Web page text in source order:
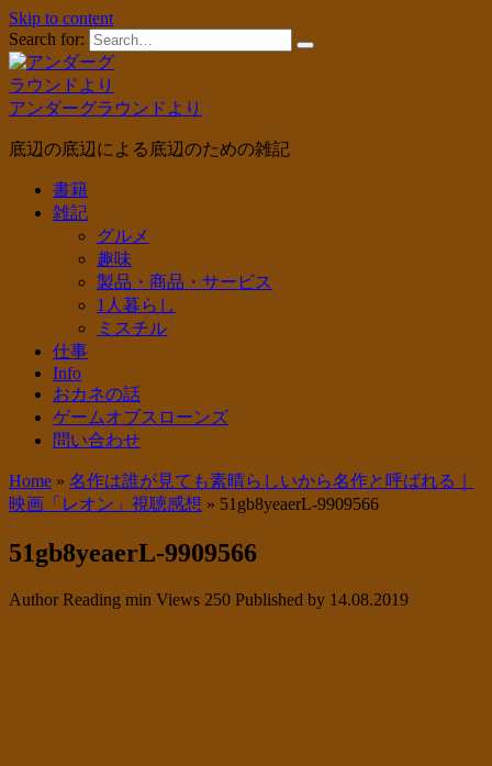
Skip to content
Search for:
アンダーグラウンドより
底辺の底辺による底辺のための雑記
書籍
雑記
グルメ
趣味
製品・商品・サービス
1人暮らし
ミスチル
仕事
Info
おカネの話
ゲームオブスローンズ
問い合わせ
Home » 名作は誰が見ても素晴らしいから名作と呼ばれる｜
映画「レオン」視聴感想 » 51gb8yeaerL-9909566
51gb8yeaerL-9909566
Author Reading min Views 250 Published by 14.08.2019